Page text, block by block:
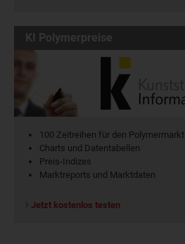
KI Polymerpreise
100 Zeitreihen für den Polymermarkt
Charts und Datentabellen
Preis-Indizes
Marktreports und Marktdaten
Jetzt kostenlos testen